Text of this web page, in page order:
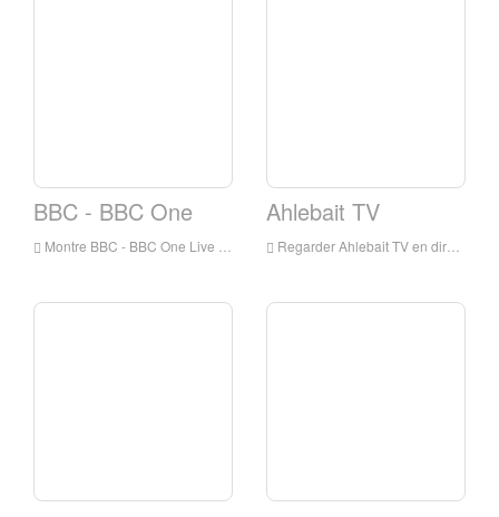
BBC - BBC One
Montre BBC - BBC One Live Online, BBC - BBC One HD Streaming en direct, BBC - BBC une montre en direct TV de l'Angleterre
Ahlebait TV
Regarder Ahlebait TV en direct en ligne, Ahlebait TV HD Streaming en direct, Ahlebait TV Watch Live TV de l'Angleterre